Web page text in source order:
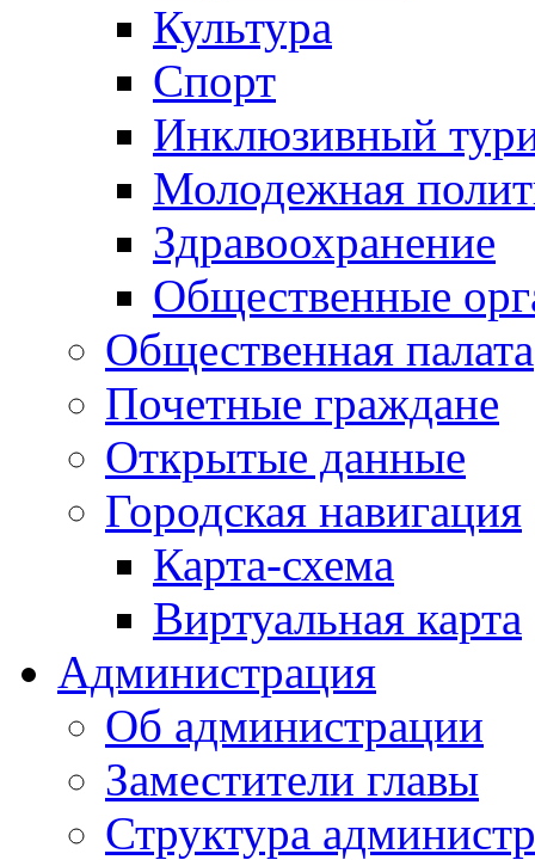
Культура
Спорт
Инклюзивный
Молодежная
Здравоохранение
Общественные
Общественная палата
Почетные граждане
Открытые данные
Городская навигация
Карта-схема
Виртуальная карта
Администрация
Об администрации
Заместители главы
Структура